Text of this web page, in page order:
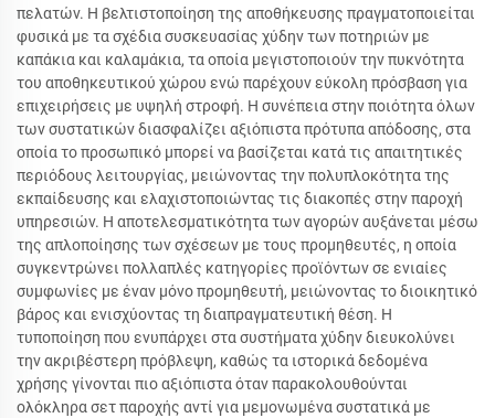
πελατών. Η βελτιστοποίηση της αποθήκευσης πραγματοποιείται
φυσικά με τα σχέδια συσκευασίας χύδην των ποτηριών με
καπάκια και καλαμάκια, τα οποία μεγιστοποιούν την πυκνότητα
του αποθηκευτικού χώρου ενώ παρέχουν εύκολη πρόσβαση για
επιχειρήσεις με υψηλή στροφή. Η συνέπεια στην ποιότητα όλων
των συστατικών διασφαλίζει αξιόπιστα πρότυπα απόδοσης, στα
οποία το προσωπικό μπορεί να βασίζεται κατά τις απαιτητικές
περιόδους λειτουργίας, μειώνοντας την πολυπλοκότητα της
εκπαίδευσης και ελαχιστοποιώντας τις διακοπές στην παροχή
υπηρεσιών. Η αποτελεσματικότητα των αγορών αυξάνεται μέσω
της απλοποίησης των σχέσεων με τους προμηθευτές, η οποία
συγκεντρώνει πολλαπλές κατηγορίες προϊόντων σε ενιαίες
συμφωνίες με έναν μόνο προμηθευτή, μειώνοντας το διοικητικό
βάρος και ενισχύοντας τη διαπραγματευτική θέση. Η
τυποποίηση που ενυπάρχει στα συστήματα χύδην διευκολύνει
την ακριβέστερη πρόβλεψη, καθώς τα ιστορικά δεδομένα
χρήσης γίνονται πιο αξιόπιστα όταν παρακολουθούνται
ολόκληρα σετ παροχής αντί για μεμονωμένα συστατικά με